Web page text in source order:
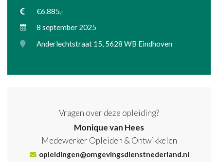
€6.885,-
8 september 2025
Anderlechtstraat 15, 5628 WB Eindhoven
Vragen over deze opleiding?
Monique van Hees
Medewerker Opleiden & Ontwikkelen
opleidingen@omgevingsdienstnederland.nl